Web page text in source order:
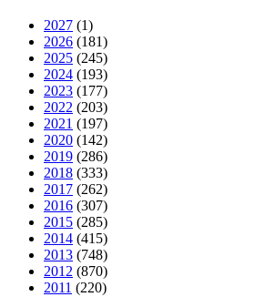
2027 (1)
2026 (181)
2025 (245)
2024 (193)
2023 (177)
2022 (203)
2021 (197)
2020 (142)
2019 (286)
2018 (333)
2017 (262)
2016 (307)
2015 (285)
2014 (415)
2013 (748)
2012 (870)
2011 (220)